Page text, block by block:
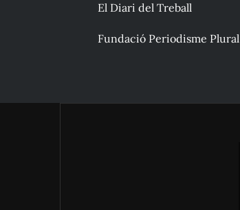
El Diari del Treball
Fundació Periodisme Plural